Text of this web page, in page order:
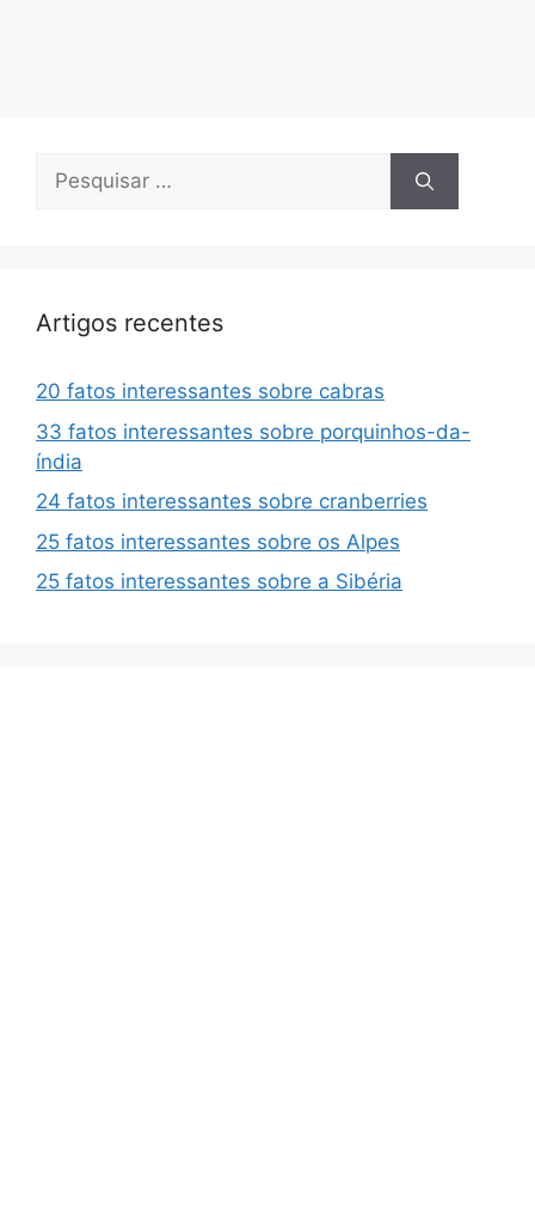
Pesquisar
Artigos recentes
20 fatos interessantes sobre cabras
33 fatos interessantes sobre porquinhos-da-
índia
24 fatos interessantes sobre cranberries
25 fatos interessantes sobre os Alpes
25 fatos interessantes sobre a Sibéria